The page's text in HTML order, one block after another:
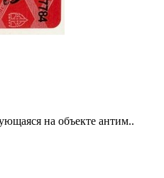
на объекте антим..